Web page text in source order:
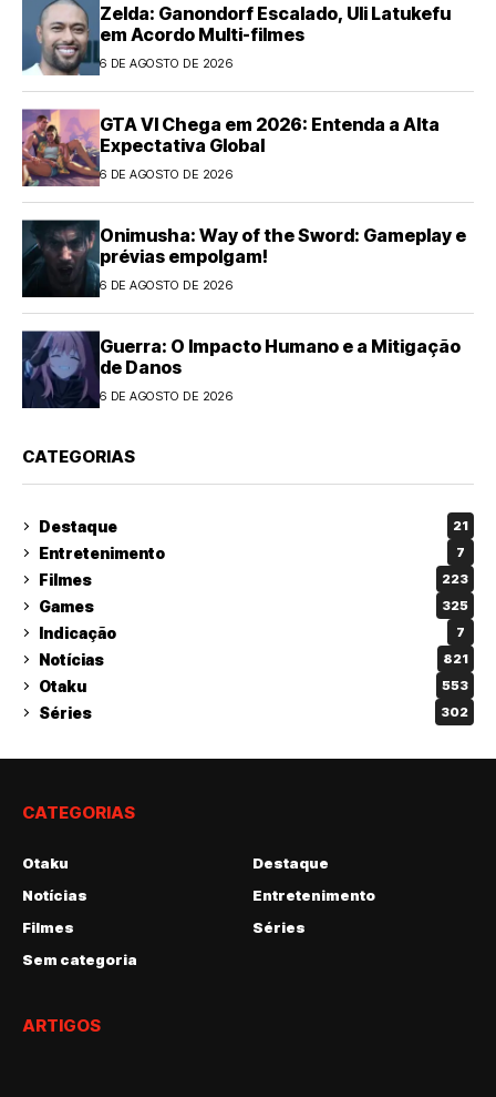
Zelda: Ganondorf Escalado, Uli Latukefu
em Acordo Multi-filmes
6 DE AGOSTO DE 2026
GTA VI Chega em 2026: Entenda a Alta
Expectativa Global
6 DE AGOSTO DE 2026
Onimusha: Way of the Sword: Gameplay e
prévias empolgam!
6 DE AGOSTO DE 2026
Guerra: O Impacto Humano e a Mitigação
de Danos
6 DE AGOSTO DE 2026
CATEGORIAS
Destaque 21
Entretenimento 7
Filmes 223
Games 325
Indicação 7
Notícias 821
Otaku 553
Séries 302
CATEGORIAS
Otaku
Destaque
Notícias
Entretenimento
Filmes
Séries
Sem categoria
ARTIGOS